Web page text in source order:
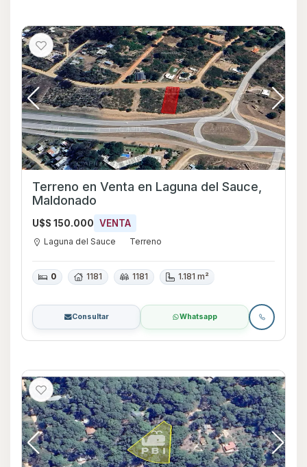
Terreno en Venta en Laguna del Sauce,
Maldonado
U$S 150.000 VENTA
Laguna del Sauce Terreno
0 1181 1181 1.181 m²
Consultar Whatsapp